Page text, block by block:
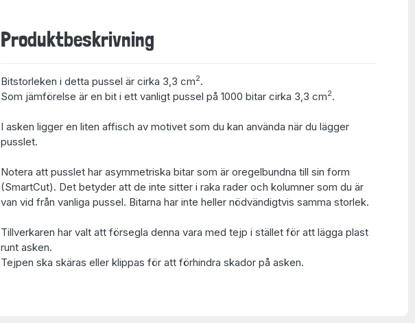
Produktbeskrivning
Bitstorleken i detta pussel är cirka 3,3 cm2.
Som jämförelse är en bit i ett vanligt pussel på 1000 bitar cirka 3,3 cm2.
I asken ligger en liten affisch av motivet som du kan använda när du lägger
pusslet.
Notera att pusslet har asymmetriska bitar som är oregelbundna till sin form
(SmartCut). Det betyder att de inte sitter i raka rader och kolumner som du är
van vid från vanliga pussel. Bitarna har inte heller nödvändigtvis samma storlek.
Tillverkaren har valt att försegla denna vara med tejp i stället för att lägga plast
runt asken.
Tejpen ska skäras eller klippas för att förhindra skador på asken.